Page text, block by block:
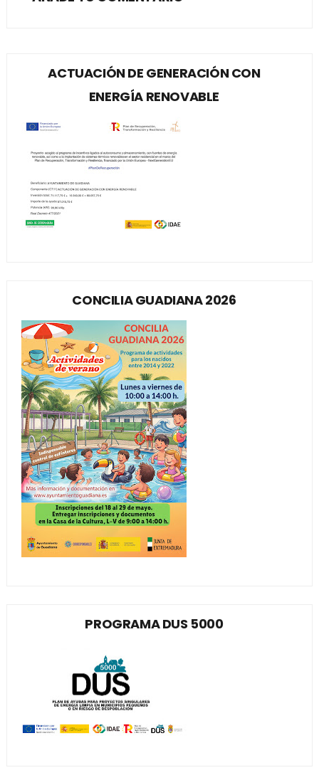
ACTUACIÓN DE GENERACIÓN CON
ENERGÍA RENOVABLE
CONCILIA GUADIANA 2026
PROGRAMA DUS 5000